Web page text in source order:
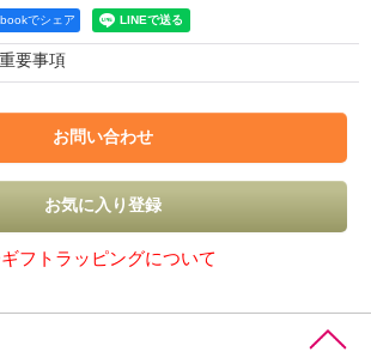
でシェア
要事項
フトラッピングについて